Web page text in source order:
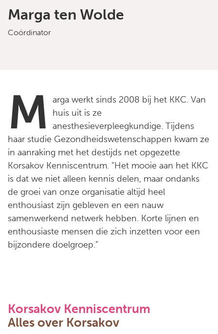
Marga ten Wolde
Coördinator
M
arga werkt sinds 2008 bij het KKC. Van
huis uit is ze
anesthesieverpleegkundige. Tijdens
haar studie Gezondheidswetenschappen kwam ze
in aanraking met het destijds net opgezette
Korsakov Kenniscentrum. “Het mooie aan het KKC
is dat we niet alleen kennis delen, maar ondanks
de groei van onze organisatie altijd heel
enthousiast zijn gebleven en een nauw
samenwerkend netwerk hebben. Korte lijnen en
enthousiaste mensen die zich inzetten voor een
bijzondere doelgroep.”
Korsakov Kenniscentrum
Alles over Korsakov